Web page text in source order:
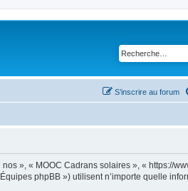
S’inscrire au forum
», « MOOC Cadrans solaires », « https://
phpBB ») utilisent n’importe quelle